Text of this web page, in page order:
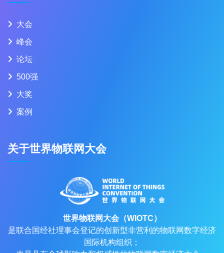
大会
峰会
论坛
500强
大奖
案例
关于世界物联网大会
世界物联网大会（WIOTC）
是联合国经社理事会登记的创新型非营利的物联网数字经济
国际机构组织；